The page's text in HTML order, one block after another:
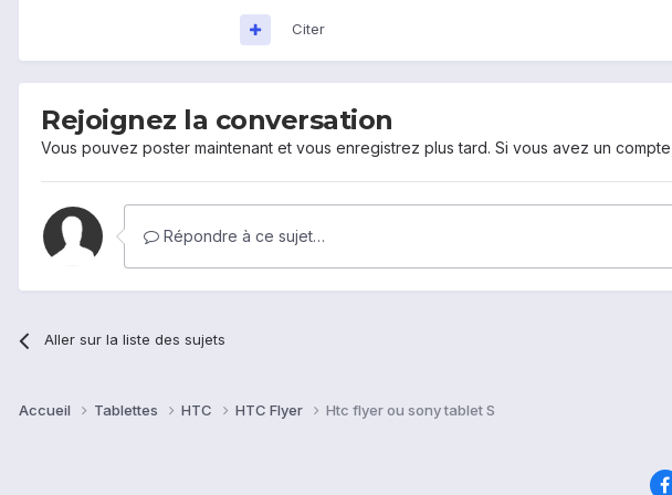
Citer
Rejoignez la conversation
Vous pouvez poster maintenant et vous enregistrez plus tard. Si vous avez un compte,
Répondre à ce sujet…
Aller sur la liste des sujets
Accueil Tablettes HTC HTC Flyer Htc flyer ou sony tablet S